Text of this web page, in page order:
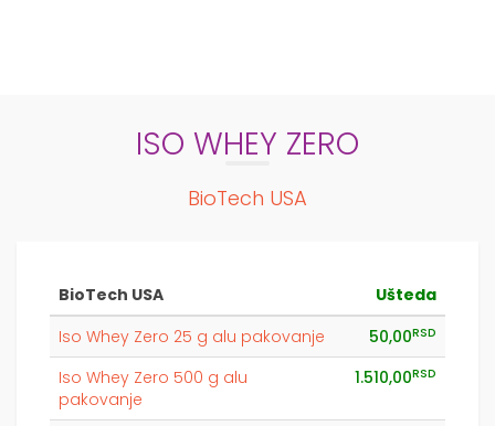
ISO WHEY ZERO
BioTech USA
BioTech USA
Ušteda
Iso Whey Zero 25 g alu pakovanje
50,00RSD
Iso Whey Zero 500 g alu
pakovanje
1.510,00RSD